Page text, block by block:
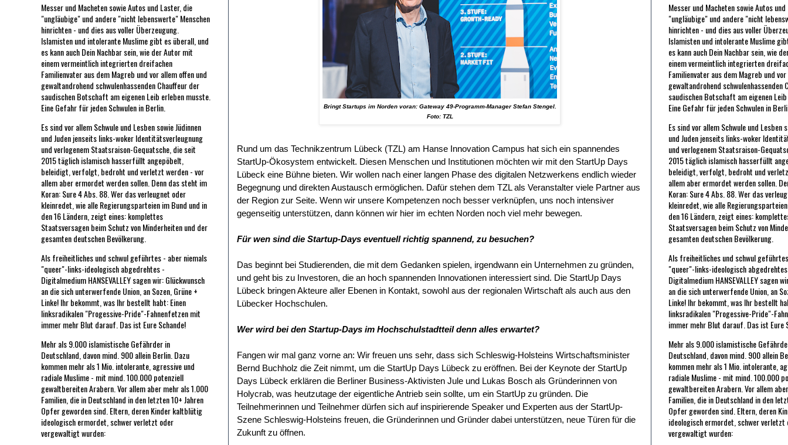
Bringt Startups im Norden voran: Gateway 49-Programm-Manager Stefan Stengel.
Foto: TZL
Rund um das Technikzentrum Lübeck (TZL) am Hanse Innovation Campus hat sich ein spannendes
StartUp-Ökosystem entwickelt. Diesen Menschen und Institutionen möchten wir mit den StartUp Days
Lübeck eine Bühne bieten. Wir wollen nach einer langen Phase des digitalen Netzwerkens endlich wieder
Begegnung und direkten Austausch ermöglichen. Dafür stehen dem TZL als Veranstalter viele Partner aus
der Region zur Seite. Wenn wir unsere Kompetenzen noch besser verknüpfen, uns noch intensiver
gegenseitig unterstützen, dann können wir hier im echten Norden noch viel mehr bewegen.
Für wen sind die Startup-Days eventuell richtig spannend, zu besuchen?
Das beginnt bei Studierenden, die mit dem Gedanken spielen, irgendwann ein Unternehmen zu gründen,
und geht bis zu Investoren, die an hoch spannenden Innovationen interessiert sind. Die StartUp Days
Lübeck bringen Akteure aller Ebenen in Kontakt, sowohl aus der regionalen Wirtschaft als auch aus den
Lübecker Hochschulen.
Wer wird bei den Startup-Days im Hochschulstadtteil denn alles erwartet?
Fangen wir mal ganz vorne an: Wir freuen uns sehr, dass sich Schleswig-Holsteins Wirtschaftsminister
Bernd Buchholz die Zeit nimmt, um die StartUp Days Lübeck zu eröffnen. Bei der Keynote der StartUp
Days Lübeck erklären die Berliner Business-Aktivisten Jule und Lukas Bosch als Gründerinnen von
Holycrab, was heutzutage der eigentliche Antrieb sein sollte, um ein StartUp zu gründen. Die
Teilnehmerinnen und Teilnehmer dürfen sich auf inspirierende Speaker und Experten aus der StartUp-
Szene Schleswig-Holsteins freuen, die Gründerinnen und Gründer dabei unterstützen, neue Türen für die
Zukunft zu öffnen.
Messer und Macheten sowie Autos und Laster, die
"ungläubige" und andere "nicht lebenswerte" Menschen
hinrichten - und dies aus voller Überzeugung.
Islamisten und intolerante Muslime gibt es überall, und
es kann auch Dein Nachbar sein, wie der Autor mit
einem vermeintlich integrierten dreifachen
Familienvater aus dem Magreb und vor allem offen und
gewaltandrohend schwulenhassenden Chauffeur der
saudischen Botschaft am eigenen Leib erleben musste.
Eine Gefahr für jeden Schwulen in Berlin.
Es sind vor allem Schwule und Lesben sowie Jüdinnen
und Juden jenseits links-woker Identitätsverleugnung
und verlogenem Staatsraison-Gequatsche, die seit
2015 täglich islamisch hasserfüllt angepöbelt,
beleidigt, verfolgt, bedroht und verletzt werden - vor
allem aber ermordet werden sollen. Denn das steht im
Koran: Sure 4 Abs. 88. Wer das verleugnet oder
kleinredet, wie alle Regierungsparteien im Bund und in
den 16 Ländern, zeigt eines: komplettes
Staatsversagen beim Schutz von Minderheiten und der
gesamten deutschen Bevölkerung.
Als freiheitliches und schwul geführtes - aber niemals
"queer"-links-ideologisch abgedrehtes -
Digitalmedium HANSEVALLEY sagen wir: Glückwunsch
an die sich unterwerfende Union, an Sozen, Grüne +
Linke! Ihr bekommt, was Ihr bestellt habt: Einen
linksradikalen "Progessive-Pride"-Fahnenfetzen mit
immer mehr Blut darauf. Das ist Eure Schande!
Mehr als 9.000 islamistische Gefährder in
Deutschland, davon mind. 900 allein Berlin. Dazu
kommen mehr als 1 Mio. intolerante, agressive und
radiale Muslime - mit mind. 100.000 potenziell
gewaltbereiten Arabern. Vor allem aber mehr als 1.000
Familien, die in Deutschland in den letzten 10+ Jahren
Opfer geworden sind. Eltern, deren Kinder kaltblütig
ideologisch ermordet, schwer verletzt oder
vergewaltigt wurden:
Messer und Macheten sowie Autos
"ungläubige" und andere "nicht
hinrichten - und dies aus voller
Islamisten und intolerante Muslime
es kann auch Dein Nachbar sein, wie
einem vermeintlich integrierten
Familienvater aus dem Magreb und
gewaltandrohend schwulenhassenden
saudischen Botschaft am eigenen
Eine Gefahr für jeden Schwulen in
Es sind vor allem Schwule und Lesben
und Juden jenseits links-woker
und verlogenem Staatsraison-
2015 täglich islamisch hasserfüllt
beleidigt, verfolgt, bedroht und
allem aber ermordet werden sollen.
Koran: Sure 4 Abs. 88. Wer das
kleinredet, wie alle
den 16 Ländern, zeigt eines:
Staatsversagen beim Schutz von
gesamten deutschen Bevölkerung.
Als freiheitliches und schwul
"queer"-links-ideologisch
Digitalmedium HANSEVALLEY sagen
an die sich unterwerfende Union, an
Linke! Ihr bekommt, was Ihr bestellt
linksradikalen "Progessive-Pride"-
immer mehr Blut darauf. Das ist Eure
Mehr als 9.000 islamistische
Deutschland, davon mind. 900 allein
kommen mehr als 1 Mio. intolerante,
radiale Muslime - mit mind. 100.000
gewaltbereiten Arabern. Vor allem
Familien, die in Deutschland in den
Opfer geworden sind. Eltern, deren
ideologisch ermordet, schwer verletzt
vergewaltigt wurden: